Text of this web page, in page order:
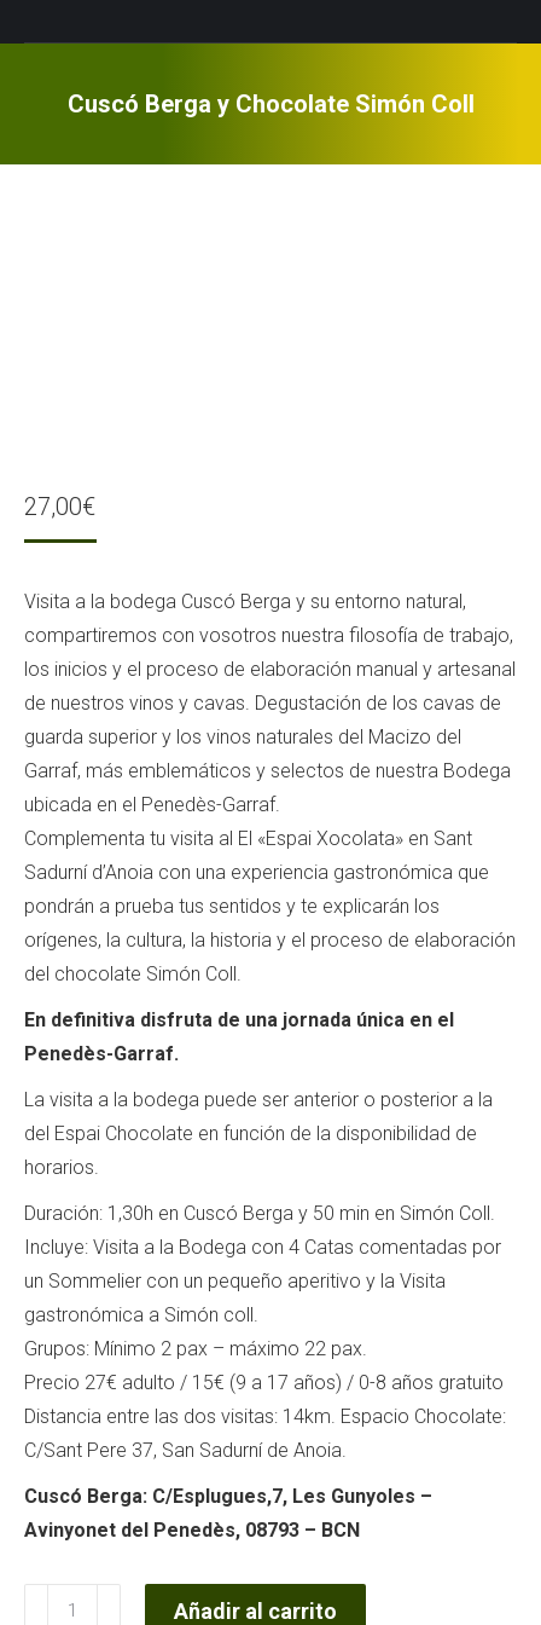
Cuscó Berga y Chocolate Simón Coll
27,00€
Visita a la bodega Cuscó Berga y su entorno natural,
compartiremos con vosotros nuestra filosofía de trabajo,
los inicios y el proceso de elaboración manual y artesanal
de nuestros vinos y cavas. Degustación de los cavas de
guarda superior y los vinos naturales del Macizo del
Garraf, más emblemáticos y selectos de nuestra Bodega
ubicada en el Penedès-Garraf.
Complementa tu visita al El «Espai Xocolata» en Sant
Sadurní d’Anoia con una experiencia gastronómica que
pondrán a prueba tus sentidos y te explicarán los
orígenes, la cultura, la historia y el proceso de elaboración
del chocolate Simón Coll.
En definitiva disfruta de una jornada única en el
Penedès-Garraf.
La visita a la bodega puede ser anterior o posterior a la
del Espai Chocolate en función de la disponibilidad de
horarios.
Duración: 1,30h en Cuscó Berga y 50 min en Simón Coll.
Incluye: Visita a la Bodega con 4 Catas comentadas por
un Sommelier con un pequeño aperitivo y la Visita
gastronómica a Simón coll.
Grupos: Mínimo 2 pax – máximo 22 pax.
Precio 27€ adulto / 15€ (9 a 17 años) / 0-8 años gratuito
Distancia entre las dos visitas: 14km. Espacio Chocolate:
C/Sant Pere 37, San Sadurní de Anoia.
Cuscó Berga: C/Esplugues,7, Les Gunyoles –
Avinyonet del Penedès, 08793 – BCN
Cuscó
Añadir al carrito